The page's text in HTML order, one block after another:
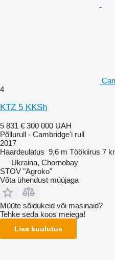
4
KTZ 5 KKSh
5 831 € 300 000 UAH
Põllurull - Cambridge'i rull
2017
Haardeulatus 9,6 m Töökiirus 7
Ukraina, Chornobay
STOV "Agroko"
Võta ühendust müüjaga
Müüte sõidukeid või masinaid?
Tehke seda koos meiega!
Lisa kuulutus